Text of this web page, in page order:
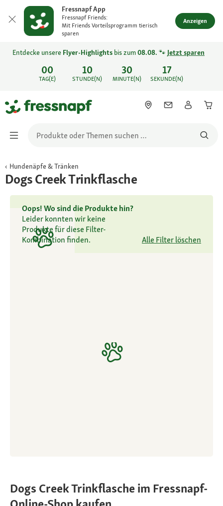
Fressnapf App
Fressnapf Friends:
Mit Friends Vorteilsprogramm tierisch
sparen
Anzeigen
00
TAG(E)
10
STUNDE(N)
30
MINUTE(N)
17
SEKUNDE(N)
Entdecke unsere Flyer-Highlights bis zum08.08. 🐾 Jetzt sparen
Hundenäpfe & Tränken
Dogs Creek Trinkflasche
Oops! Wo sind die Produkte hin?
Leider konnten wir keine
Produkte für diese Filter-
Kombination finden.
Alle Filter löschen
Dogs Creek Trinkflasche im Fressnapf-